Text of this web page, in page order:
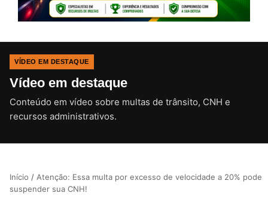
VÍDEO EM DESTAQUE
Vídeo em destaque
Conteúdo em vídeo sobre multas de trânsito, CNH e
recursos administrativos.CLIQUE PARA ATIVAR O SOM
Início / Atenção: Essa multa por excesso de velocidade a 20% pode
suspender sua CNH!